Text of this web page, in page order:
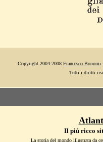
Copyright 2004-2008 Francesco Bonomi
Tutti i diritti
Il più ricco
La storia del mondo illustrata da